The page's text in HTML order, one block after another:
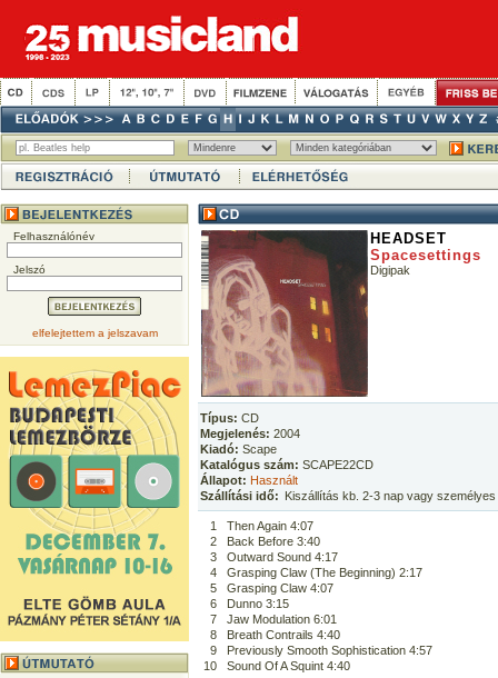
Felhasználónév
Jelszó
elfelejtettem a jelszavam
HEADSET
Spacesettings
Digipak
Típus: CD
Megjelenés: 2004
Kiadó: Scape
Katalógus szám: SCAPE22CD
Állapot: Használt
Szállítási idő: Kiszállítás kb. 2-3 nap vagy
1
Then Again 4:07
2
Back Before 3:40
3
Outward Sound 4:17
4
Grasping Claw (The Beginning) 2:17
5
Grasping Claw 4:07
6
Dunno 3:15
7
Jaw Modulation 6:01
8
Breath Contrails 4:40
9
Previously Smooth Sophistication 4:57
10
Sound Of A Squint 4:40